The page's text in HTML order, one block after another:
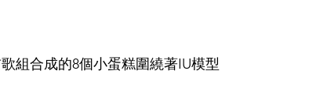
組合成的8個小蛋糕圍繞著IU模型